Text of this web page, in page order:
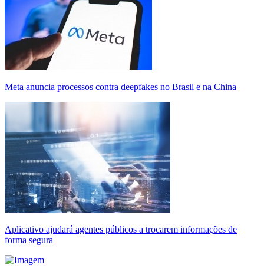
Meta anuncia processos contra deepfakes no Brasil e na China
Aplicativo ajudará agentes públicos a trocarem informações de
forma segura